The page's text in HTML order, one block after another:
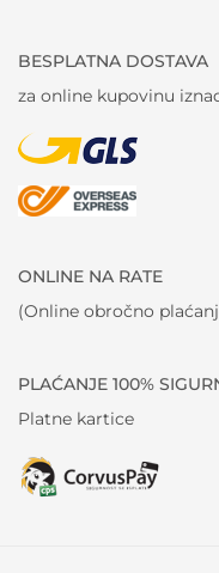
BESPLATNA DOSTAVA
za online kupovinu
ONLINE NA RATE
(Online obročno
PLAĆANJE 100%
Platne kartice